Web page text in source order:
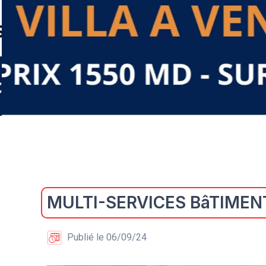
MULTI-SERVICES
Publié le 06/09/24